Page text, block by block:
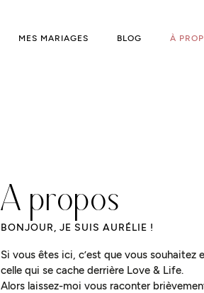
MES MARIAGES BLOG À
A propos
BONJOUR, JE SUIS AURÉLIE !
Si vous êtes ici, c’est que vous souhaitez
celle qui se cache derrière Love & Life.
Alors laissez-moi vous raconter